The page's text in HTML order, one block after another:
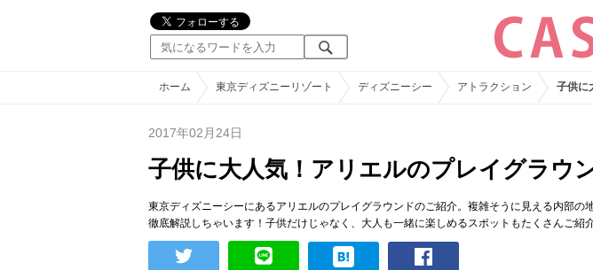
ホーム 東京ディズニーリゾート ディズニーシー アトラクション 子供に
2017年02月24日
子供に大人気！アリエルのプレイグラウ
東京ディズニーシーにあるアリエルのプレイグラウンドのご紹介。複雑そうに見える内部の
徹底解説しちゃいます！子供だけじゃなく、大人も一緒に楽しめるスポットもたくさんご紹介